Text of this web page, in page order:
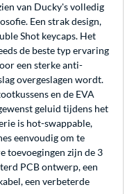
van Ducky's volledig
Een strak design,
Shot keycaps. Het
de beste typ ervaring
een sterke anti-
overgeslagen wordt.
en de EVA
geluid tijdens het
is hot-swappable,
eenvoudig om te
toevoegingen zijn de 3
PCB ontwerp, een
een verbeterde